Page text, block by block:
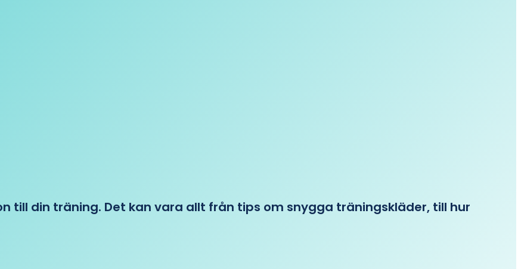
till din träning. Det kan vara allt från tips om snygga träningskläder, till hur